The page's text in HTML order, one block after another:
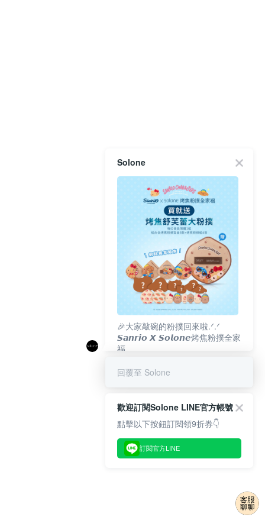
Solone
🎉大家敲碗的粉撲回來啦.ᐟ‪‪.ᐟ
𝙎𝙖𝙣𝙧𝙞𝙤 𝙓 𝙎𝙤𝙡𝙤𝙣𝙚烤焦粉撲全家
福
回覆至 Solone
歡迎訂閱Solone LINE官方帳號
點擊以下按鈕訂閱領9折券👇
訂閱官方LINE